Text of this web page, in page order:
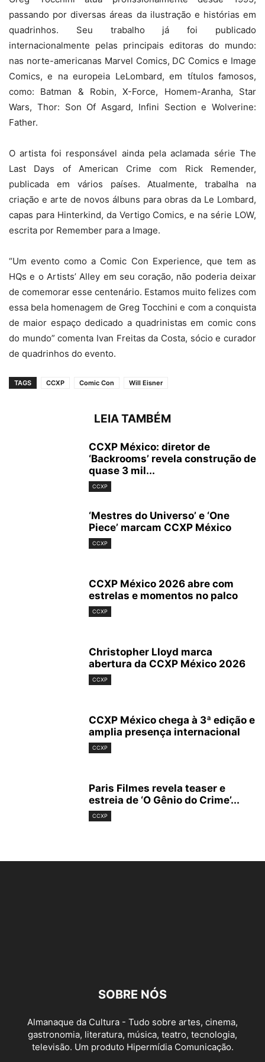
passando por diversas áreas da ilustração e histórias em
quadrinhos. Seu trabalho já foi publicado
internacionalmente pelas principais editoras do mundo:
nas norte-americanas Marvel Comics, DC Comics e Image
Comics, e na europeia LeLombard, em títulos famosos,
como: Batman & Robin, X-Force, Homem-Aranha, Star
Wars, Thor: Son Of Asgard, Infini Section e Wolverine:
Father.
O artista foi responsável ainda pela aclamada série The
Last Days of American Crime com Rick Remender,
publicada em vários países. Atualmente, trabalha na
criação e arte de novos álbuns para obras da Le Lombard,
capas para Hinterkind, da Vertigo Comics, e na série LOW,
escrita por Remember para a Image.
“Um evento como a Comic Con Experience, que tem as
HQs e o Artists’ Alley em seu coração, não poderia deixar
de comemorar esse centenário. Estamos muito felizes com
essa bela homenagem de Greg Tocchini e com a conquista
de maior espaço dedicado a quadrinistas em comic cons
do mundo” comenta Ivan Freitas da Costa, sócio e curador
de quadrinhos do evento.
TAGS CCXP Comic Con Will Eisner
LEIA TAMBÉM
CCXP México: diretor de
‘Backrooms’ revela construção de
quase 3 mil...
CCXP
‘Mestres do Universo’ e ‘One
Piece’ marcam CCXP México
CCXP
CCXP México 2026 abre com
estrelas e momentos no palco
CCXP
Christopher Lloyd marca
abertura da CCXP México 2026
CCXP
CCXP México chega à 3ª edição e
amplia presença internacional
CCXP
Paris Filmes revela teaser e
estreia de ‘O Gênio do Crime’...
CCXP
SOBRE NÓS
Almanaque da Cultura - Tudo sobre artes, cinema,
gastronomia, literatura, música, teatro, tecnologia,
televisão. Um produto Hipermídia Comunicação.